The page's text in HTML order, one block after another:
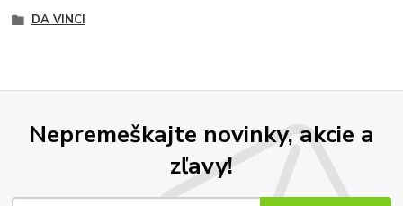
DA VINCI
Nepremeškajte novinky, akcie a
zľavy!